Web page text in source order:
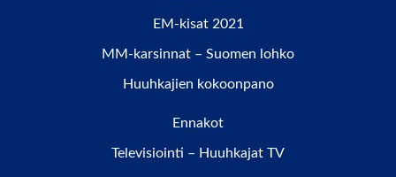
EM-kisat 2021
MM-karsinnat – Suomen lohko
Huuhkajien kokoonpano
Ennakot
Televisiointi – Huuhkajat TV